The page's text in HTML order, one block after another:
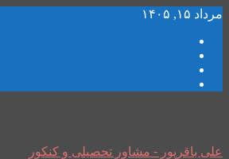
مرداد ۱۵, ۱۴۰۵
علی باقرپور - مشاور تحصیلی و کنکور